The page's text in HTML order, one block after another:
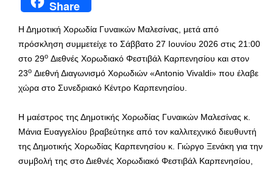
Share
Η Δημοτική Χορωδία Γυναικών Μαλεσίνας, μετά από
πρόσκληση συμμετείχε το Σάββατο 27 Ιουνίου 2026 στις 21:00
στο 29ο Διεθνές Χορωδιακό Φεστιβάλ Καρπενησίου και στον
23ο Διεθνή Διαγωνισμό Χορωδιών «Antonio Vivaldi» που έλαβε
χώρα στο Συνεδριακό Κέντρο Καρπενησίου.
Η μαέστρος της Δημοτικής Χορωδίας Γυναικών Μαλεσίνας κ.
Μάνια Ευαγγελίου βραβεύτηκε από τον καλλιτεχνικό διευθυντή
της Δημοτικής Χορωδίας Καρπενησίου κ. Γιώργο Ξενάκη για την
συμβολή της στο Διεθνές Χορωδιακό Φεστιβάλ Καρπενησίου,